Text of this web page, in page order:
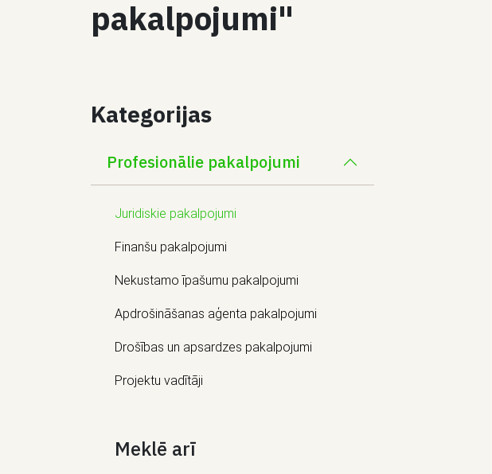
pakalpojumi"
Kategorijas
Profesionālie pakalpojumi
Juridiskie pakalpojumi
Finanšu pakalpojumi
Nekustamo īpašumu pakalpojumi
Apdrošināšanas aģenta pakalpojumi
Drošības un apsardzes pakalpojumi
Projektu vadītāji
Meklē arī